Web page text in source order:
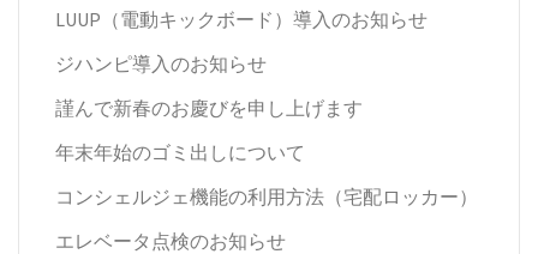
LUUP（電動キックボード）導入のお知らせ
ジハンピ導入のお知らせ
謹んで新春のお慶びを申し上げます
年末年始のゴミ出しについて
コンシェルジェ機能の利用方法（宅配ロッカー）
エレベータ点検のお知らせ